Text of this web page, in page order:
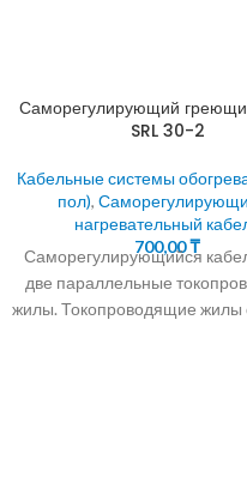
Саморегулирующий
SRL 30-2
Кабельные системы
пол),
нагревательный
700,00₸
Саморегулирующийся
две параллельные
жилы. Токопроводящие жилы